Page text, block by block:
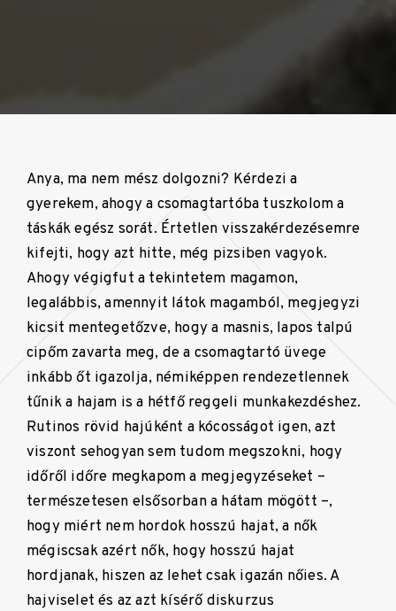
Anya, ma nem mész dolgozni? Kérdezi a
gyerekem, ahogy a csomagtartóba tuszkolom a
táskák egész sorát. Értetlen visszakérdezésemre
kifejti, hogy azt hitte, még pizsiben vagyok.
Ahogy végigfut a tekintetem magamon,
legalábbis, amennyit látok magamból, megjegyzi
kicsit mentegetőzve, hogy a masnis, lapos talpú
cipőm zavarta meg, de a csomagtartó üvege
inkább őt igazolja, némiképpen rendezetlennek
tűnik a hajam is a hétfő reggeli munkakezdéshez.
Rutinos rövid hajúként a kócosságot igen, azt
viszont sehogyan sem tudom megszokni, hogy
időről időre megkapom a megjegyzéseket –
természetesen elsősorban a hátam mögött –,
hogy miért nem hordok hosszú hajat, a nők
mégiscsak azért nők, hogy hosszú hajat
hordjanak, hiszen az lehet csak igazán nőies. A
hajviselet és az azt kísérő diskurzus